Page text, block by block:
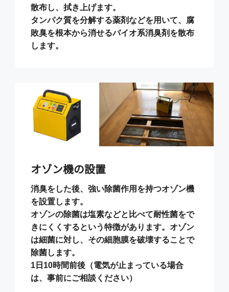
散布し、拭き上げます。
タンパク質を分解する薬剤などを用いて、腐
敗臭を根本から消せるバイオ系消臭剤を散布
します。
オゾン機の設置
消臭をした後、強い除菌作用を持つオゾン機
を設置します。
オゾンの除菌は塩素などと比べて耐性菌をで
きにくくするという特徴があります。オゾン
は細菌に対し、その細胞膜を破壊することで
除菌します。
1日10時間前後（電気が止まっている場合
は、事前にご相談ください）